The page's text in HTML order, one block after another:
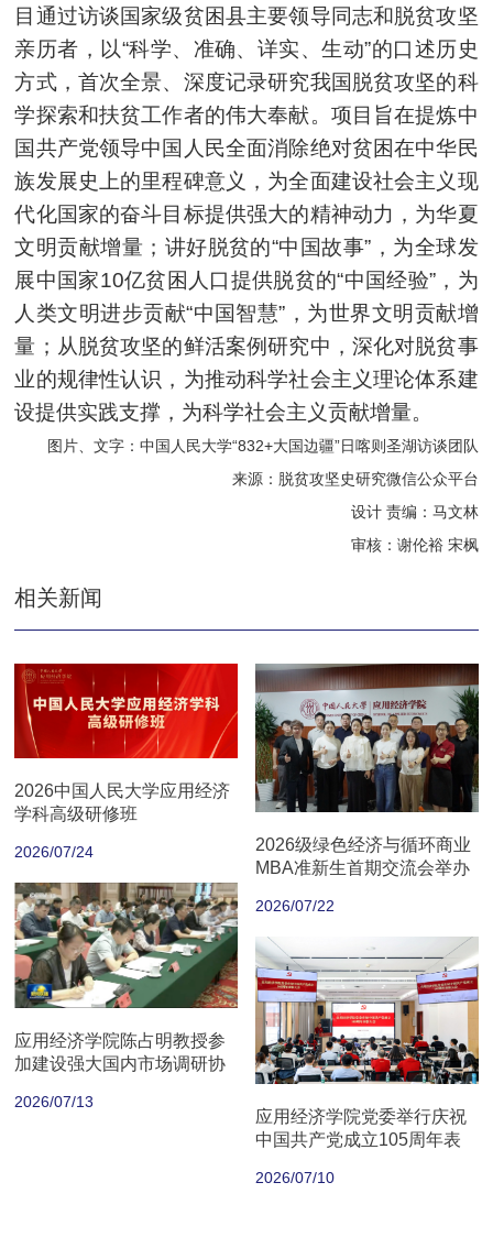
目通过访谈国家级贫困县主要领导同志和脱贫攻坚
亲历者，以“科学、准确、详实、生动”的口述历史
方式，首次全景、深度记录研究我国脱贫攻坚的科
学探索和扶贫工作者的伟大奉献。项目旨在提炼中
国共产党领导中国人民全面消除绝对贫困在中华民
族发展史上的里程碑意义，为全面建设社会主义现
代化国家的奋斗目标提供强大的精神动力，为华夏
文明贡献增量；讲好脱贫的“中国故事”，为全球发
展中国家10亿贫困人口提供脱贫的“中国经验”，为
人类文明进步贡献“中国智慧”，为世界文明贡献增
量；从脱贫攻坚的鲜活案例研究中，深化对脱贫事
业的规律性认识，为推动科学社会主义理论体系建
设提供实践支撑，为科学社会主义贡献增量。
图片、文字：中国人民大学“832+大国边疆”日喀则圣湖访谈团队
来源：脱贫攻坚史研究微信公众平台
设计 责编：马文林
审核：谢伦裕 宋枫
相关新闻
2026中国人民大学应用经济
学科高级研修班
2026/07/24
2026级绿色经济与循环商业
MBA准新生首期交流会举办
2026/07/22
应用经济学院陈占明教授参
加建设强大国内市场调研协
2026/07/13
应用经济学院党委举行庆祝
中国共产党成立105周年表
2026/07/10